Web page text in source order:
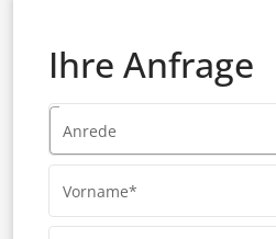
Ihre Anfrage
Anrede
Vorname*